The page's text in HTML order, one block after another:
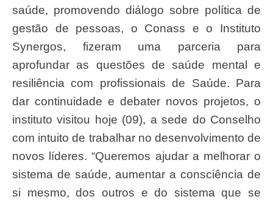
saúde, promovendo diálogo sobre política de
gestão de pessoas, o Conass e o Instituto
Synergos, fizeram uma parceria para
aprofundar as questões de saúde mental e
resiliência com profissionais de Saúde. Para
dar continuidade e debater novos projetos, o
instituto visitou hoje (09), a sede do Conselho
com intuito de trabalhar no desenvolvimento de
novos líderes. “Queremos ajudar a melhorar o
sistema de saúde, aumentar a consciência de
si mesmo, dos outros e do sistema que se